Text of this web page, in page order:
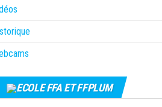
ECOLE FFA ET FFPLUM